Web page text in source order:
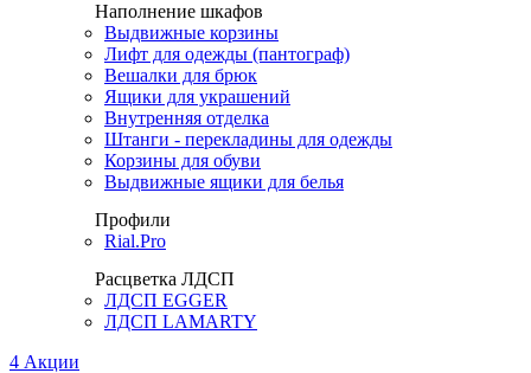
Наполнение шкафов
Выдвижные корзины
Лифт для одежды (пантограф)
Вешалки для брюк
Ящики для украшений
Внутренняя отделка
Штанги - перекладины для одежды
Корзины для обуви
Выдвижные ящики для белья
Профили
Rial.Pro
Расцветка ЛДСП
ЛДСП EGGER
ЛДСП LAMARTY
4 Акции